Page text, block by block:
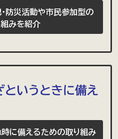
・防災活動や市民参加型の
組みを紹介
というときに備え
時に備えるための取り組み